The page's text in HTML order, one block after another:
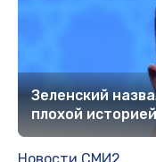
Зеленский
плохой историей